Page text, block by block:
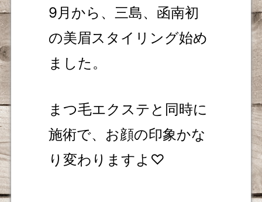
9月から、三島、函南初
の美眉スタイリング始め
ました。
まつ毛エクステと同時に
施術で、お顔の印象かな
り変わりますよ♡